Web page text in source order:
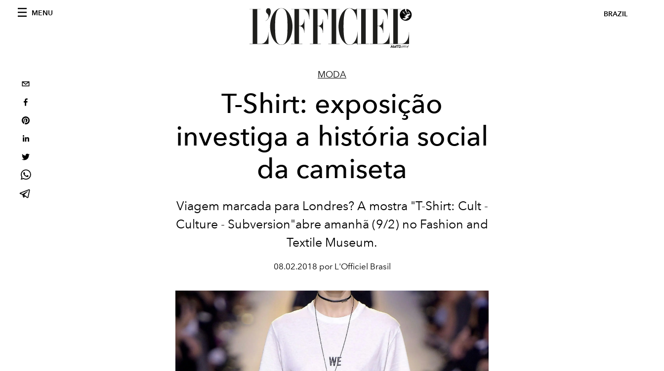
MENU BRAZIL
MODA
T-Shirt: exposição
investiga a história social
da camiseta
Viagem marcada para Londres? A mostra "T-Shirt: Cult -
Culture - Subversion"abre amanhã (9/2) no Fashion and
Textile Museum.
08.02.2018 por L'Officiel Brasil